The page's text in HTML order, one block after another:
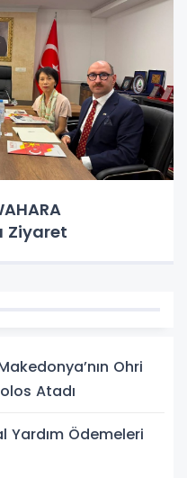
Ziyaret
Ohri
Atadı
Yardım Ödemeleri